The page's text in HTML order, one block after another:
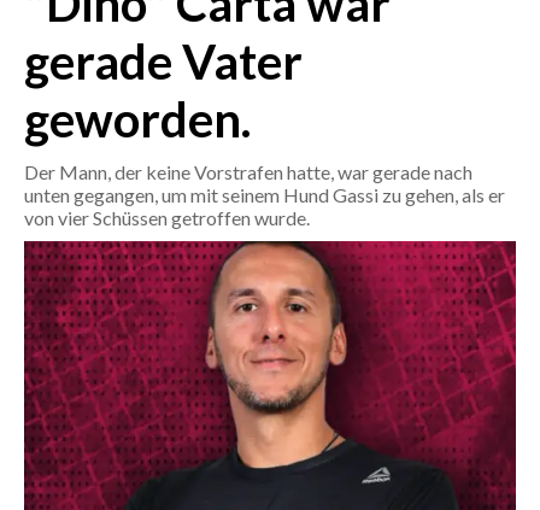
POLITICA
ECONOMIA
SERVIZI ALLE IMPRESE
LAVORO
BANDI
SPORT IN SARDEGNA
SPORT
RISULTATI E CLASSIFICHE
CALCIO
CALCIO REGIONALE
BASKET
gerade Vater
geworden.
Der Mann, der keine Vorstrafen hatte, war gerade nach
unten gegangen, um mit seinem Hund Gassi zu gehen, als er
von vier Schüssen getroffen wurde.